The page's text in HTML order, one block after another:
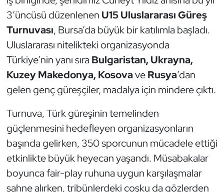
3’üncüsü düzenlenen U15 Uluslararası Güreş
Turnuvası, Bursa’da büyük bir katılımla başladı.
Uluslararası nitelikteki organizasyonda
Türkiye’nin yanı sıra Bulgaristan, Ukrayna,
Kuzey Makedonya, KosovaveRusya’dan
gelen genç güreşçiler, madalya için mindere çıktı.
Turnuva, Türk güreşinin temelinden
güçlenmesini hedefleyen organizasyonların
başında gelirken, 350 sporcunun mücadele ettiği
etkinlikte büyük heyecan yaşandı. Müsabakalar
boyunca fair-play ruhuna uygun karşılaşmalar
sahne alırken, tribünlerdeki coşku da gözlerden
Futbol
Futsal
Genel
Golf
Güreş
Halter
Hava Sporları